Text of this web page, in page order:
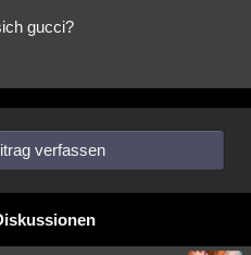
gucci?
verfassen